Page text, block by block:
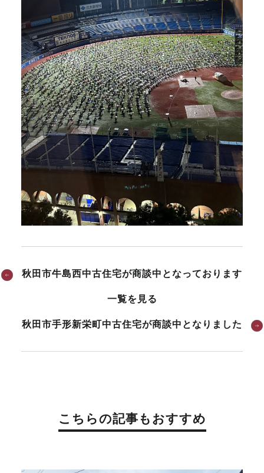
秋田市牛島西中古住宅が商談中となっております
一覧を見る
秋田市手形新栄町中古住宅が商談中となりました
こちらの記事もおすすめ